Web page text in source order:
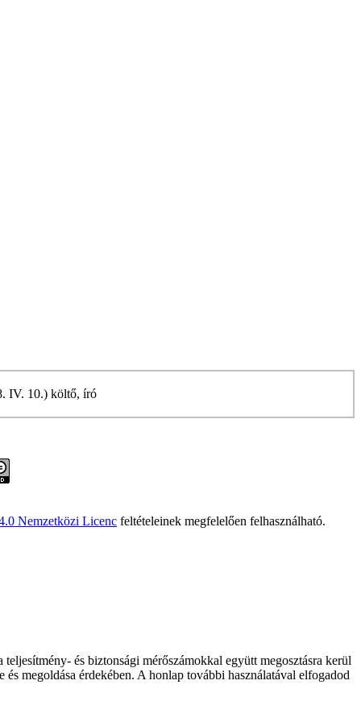
IV. 10.) költő, író
Nemzetközi Licenc feltételeinek megfelelően felhasználható.
és biztonsági mérőszámokkal együtt megosztásra kerül
megoldása érdekében. A honlap további használatával elfogadod